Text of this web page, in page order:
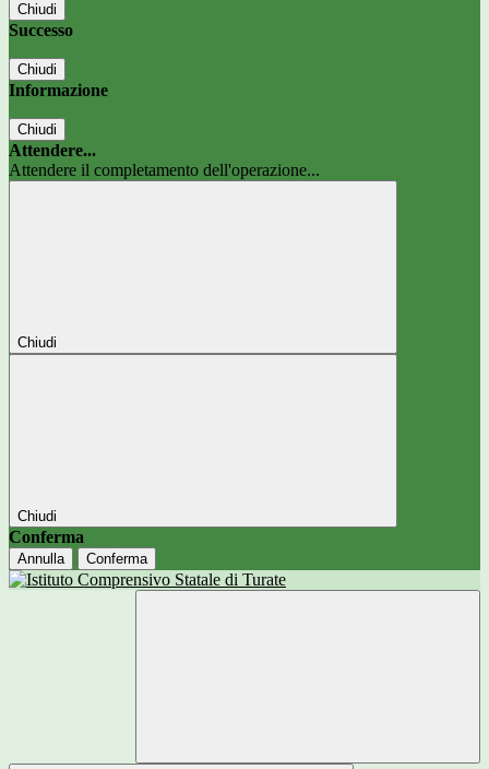
Chiudi
Successo
Chiudi
Informazione
Chiudi
Attendere...
Attendere il completamento dell'operazione...
Chiudi
Chiudi
Conferma
Annulla Conferma